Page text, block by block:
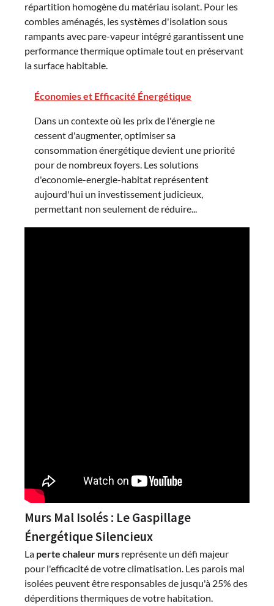
répartition homogène du matériau isolant. Pour les
combles aménagés, les systèmes d'isolation sous
rampants avec pare-vapeur intégré garantissent une
performance thermique optimale tout en préservant
la surface habitable.
Économies et Efficacité Énergétique
Dans un contexte où les prix de l'énergie ne
cessent d'augmenter, optimiser sa
consommation énergétique devient une priorité
pour de nombreux foyers. Les solutions
d'economie-energie-habitat représentent
aujourd'hui un investissement judicieux,
permettant non seulement de réduire...
Murs Mal Isolés : Le Gaspillage
Énergétique Silencieux
La perte chaleur murs représente un défi majeur
pour l'efficacité de votre climatisation. Les parois mal
isolées peuvent être responsables de jusqu'à 25% des
déperditions thermiques de votre habitation.